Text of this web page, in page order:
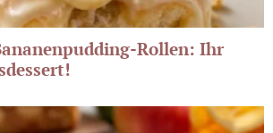
Rollen: Ihr